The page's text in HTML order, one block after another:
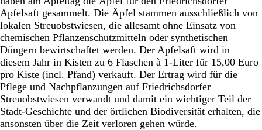
Apfelsaft gesammelt. Die Äpfel stammen ausschließlich von
lokalen Streuobstwiesen, die allesamt ohne Einsatz von
chemischen Pflanzenschutzmitteln oder synthetischen
Düngern bewirtschaftet werden. Der Apfelsaft wird in
diesem Jahr in Kisten zu 6 Flaschen à 1-Liter für 15,00 Euro
pro Kiste (incl. Pfand) verkauft. Der Ertrag wird für die
Pflege und Nachpflanzungen auf Friedrichsdorfer
Streuobstwiesen verwandt und damit ein wichtiger Teil der
Stadt-Geschichte und der örtlichen Biodiversität erhalten, die
ansonsten über die Zeit verloren gehen würde.